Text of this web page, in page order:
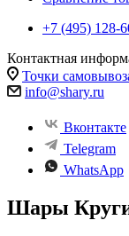
+7 (495) 128-
Контактная
Точки
info@shary.ru
Вконтакте
Telegram
WhatsApp
Шары